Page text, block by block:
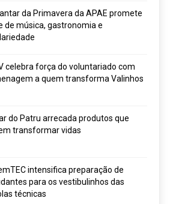
da Primavera da APAE promete
de música, gastronomia e
celebra força do voluntariado com
a quem transforma Valinhos
do Patru arrecada produtos que
transformar vidas
intensifica preparação de
para os vestibulinhos das
técnicas